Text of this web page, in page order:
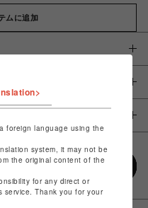
ムに追加
foreign language using the
system, it may not be
the original content of the
for any direct or
service. Thank you for your